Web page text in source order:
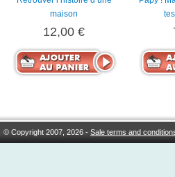
maison
12,00 €
© Copyright 2007, 2026 -Sale terms and